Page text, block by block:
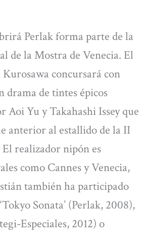
Perlak forma parte de la
de la Mostra de Venecia. El
concursará con
drama de tintes épicos
Aoi Yu y Takahashi Issey que
anterior al estallido de la II
realizador nipón es
como Cannes y Venecia,
también ha participado
Sonata’ (Perlak, 2008),
Especiales, 2012) o